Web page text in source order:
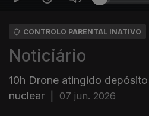
CONTROLO PARENTAL INATIVO
Noticiário
10h Drone atingido
nuclear
07 jun. 2026